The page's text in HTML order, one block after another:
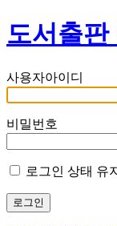
도서출판
사용자아이디
비밀번호
로그인 상태 유지